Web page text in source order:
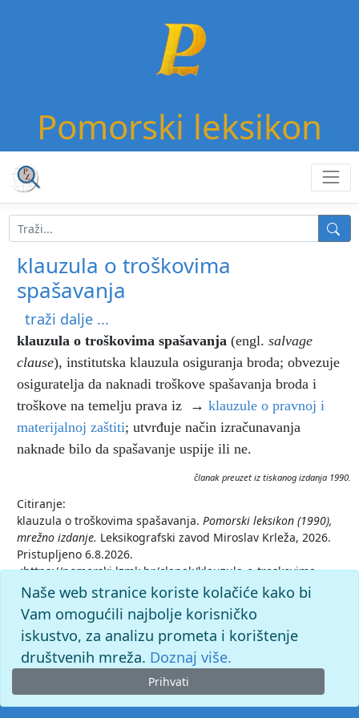
Pomorski leksikon
klauzula o troškovima
spašavanja
traži dalje ...
klauzula o troškovima spašavanja (engl. salvage
clause), institutska klauzula osiguranja broda; obvezuje
osiguratelja da naknadi troškove spašavanja broda i
troškove na temelju prava iz → klauzule o pravnoj i
materijalnoj zaštiti; utvrđuje način izračunavanja
naknade bilo da spašavanje uspije ili ne.
članak preuzet iz tiskanog izdanja 1990.
Citiranje:
klauzula o troškovima spašavanja. Pomorski leksikon (1990),
mrežno izdanje. Leksikografski zavod Miroslav Krleža, 2026.
Pristupljeno 6.8.2026.
<https://pomorski.lzmk.hr/clanak/klauzula-o-troskovima-
spasavanja>.
Naše web stranice koriste kolačiće kako bi
Vam omogućili najbolje korisničko
iskustvo, za analizu prometa i korištenje
društvenih mreža. Doznaj više.
Prihvati
© 2026. -Leksikografski zavodMiroslav Krleža